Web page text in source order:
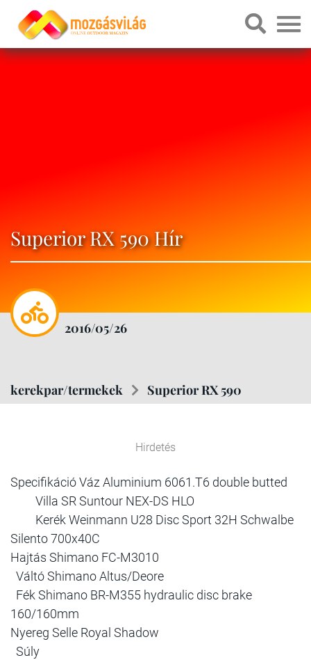
Superior RX 590 Hír
2016/05/26
kerekpar/termekek Superior RX 590
Hirdetés
Specifikáció Váz Aluminium 6061.T6 double butted
Villa SR Suntour NEX-DS HLO
Kerék Weinmann U28 Disc Sport 32H Schwalbe
Silento 700x40C
Hajtás Shimano FC-M3010
Váltó Shimano Altus/Deore
Fék Shimano BR-M355 hydraulic disc brake
160/160mm
Nyereg Selle Royal Shadow
Súly